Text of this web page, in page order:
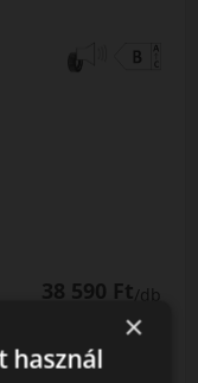
38 590 Ft/db
db KOSÁRBA
×
használ